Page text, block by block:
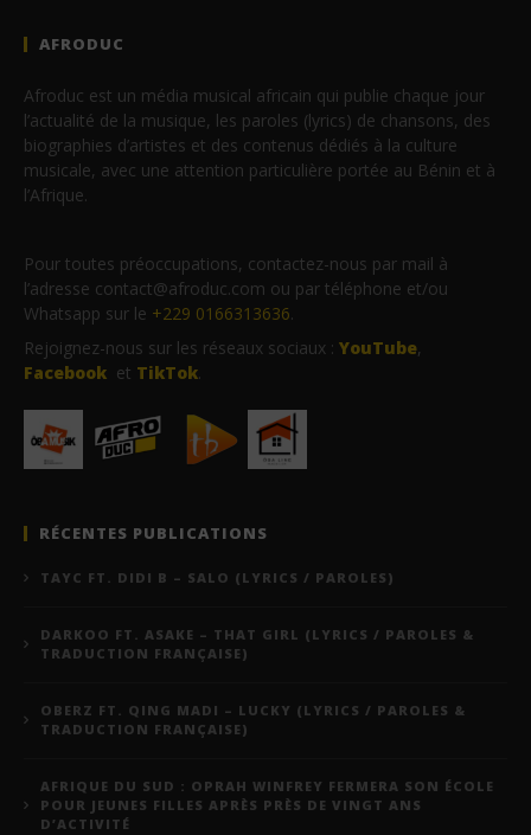
AFRODUC
Afroduc est un média musical africain qui publie chaque jour
l’actualité de la musique, les paroles (lyrics) de chansons, des
biographies d’artistes et des contenus dédiés à la culture
musicale, avec une attention particulière portée au Bénin et à
l’Afrique.
Pour toutes préoccupations, contactez-nous par mail à
l’adresse contact@afroduc.com ou par téléphone et/ou
Whatsapp sur le +229 0166313636.
Rejoignez-nous sur les réseaux sociaux : YouTube,
Facebook et TikTok.
RÉCENTES PUBLICATIONS
TAYC FT. DIDI B – SALO (LYRICS / PAROLES)
DARKOO FT. ASAKE – THAT GIRL (LYRICS / PAROLES &
TRADUCTION FRANÇAISE)
OBERZ FT. QING MADI – LUCKY (LYRICS / PAROLES &
TRADUCTION FRANÇAISE)
AFRIQUE DU SUD : OPRAH WINFREY FERMERA SON ÉCOLE
POUR JEUNES FILLES APRÈS PRÈS DE VINGT ANS
D’ACTIVITÉ